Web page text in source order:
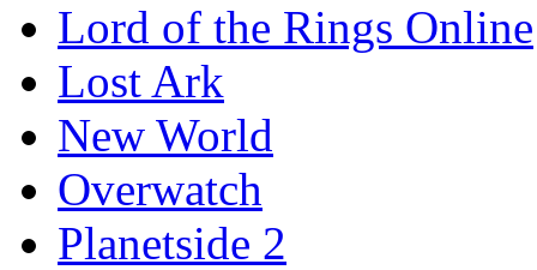
Lord of the Rings Online
Lost Ark
New World
Overwatch
Planetside 2